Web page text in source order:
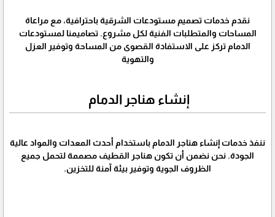
نقدم خدمات تصميم مستودعات الشرقية باحترافية، مع مراعاة
المساحات والمتطلبات الفنية لكل مشروع. تصاميمنا لمستودعات
الدمام تركز على الاستفادة القصوى من المساحة وتوفير العزل
والتهوية
إنشاء هناجر الدمام
ننفذ خدمات إنشاء هناجر الدمام باستخدام أحدث المعدات والمواد عالية
الجودة. نحن نضمن أن تكون هناجر القطيف مصممة لتحمل جميع
الظروف الجوية وتوفير بيئة آمنة للتخزين.